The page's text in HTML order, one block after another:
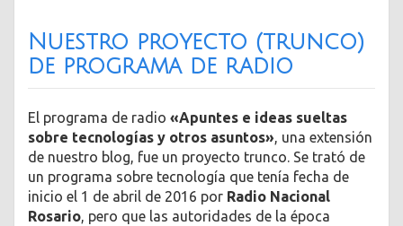
Nuestro proyecto (trunco)
de programa de radio
El programa de radio «Apuntes e ideas sueltas
sobre tecnologías y otros asuntos», una extensión
de nuestro blog, fue un proyecto trunco. Se trató de
un programa sobre tecnología que tenía fecha de
inicio el 1 de abril de 2016 por Radio Nacional
Rosario, pero que las autoridades de la época